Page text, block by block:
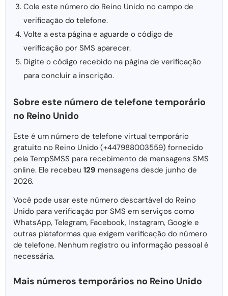
Cole este número do Reino Unido no campo de
verificação do telefone.
Volte a esta página e aguarde o código de
verificação por SMS aparecer.
Digite o código recebido na página de verificação
para concluir a inscrição.
Sobre este número de telefone temporário
no Reino Unido
Este é um número de telefone virtual temporário
gratuito no Reino Unido (+447988003559) fornecido
pela TempSMSS para recebimento de mensagens SMS
online. Ele recebeu 129 mensagens desde junho de
2026.
Você pode usar este número descartável do Reino
Unido para verificação por SMS em serviços como
WhatsApp, Telegram, Facebook, Instagram, Google e
outras plataformas que exigem verificação do número
de telefone. Nenhum registro ou informação pessoal é
necessária.
Mais números temporários no Reino Unido